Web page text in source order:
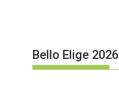
Bello Elige 2026